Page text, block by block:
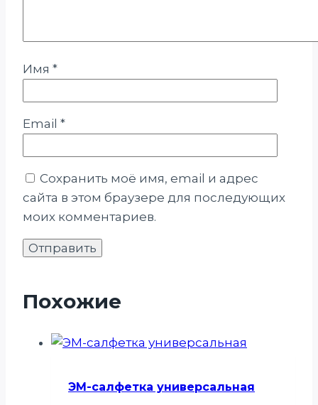
Имя *
Email *
Сохранить моё имя, email и адрес
сайта в этом браузере для последующих
моих комментариев.
Похожие
ЭМ-салфетка универсальная